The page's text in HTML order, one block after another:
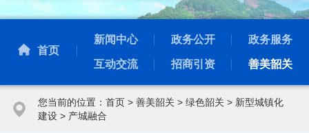
首页
新闻中心 政务公开 政务服务
互动交流 招商引资 善美韶关
您当前的位置： 首页> 善美韶关> 绿色韶关> 新型城镇化
建设> 产城融合